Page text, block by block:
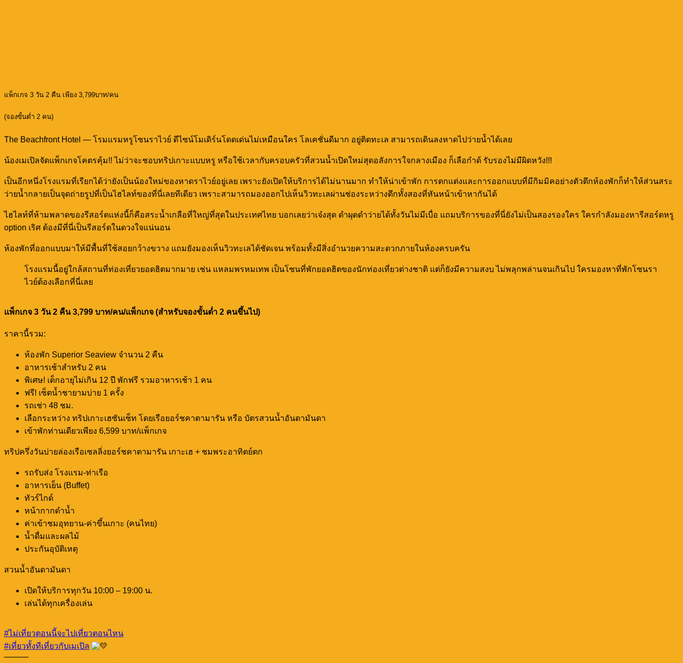
แพ็กเกจ 3 วัน 2 คืน เพียง 3,799บาท/คน
(จองขั้นต่ำ 2 คน)
The Beachfront Hotel — โรมแรมหรูโซนราไวย์ ดีไซน์โมเดิร์นโดดเด่นไม่เหมือนใคร โลเคชั่นดีมาก อยู่ติดทะเล สามารถเดินลงหาดไปว่ายน้ำได้เลย
น้องเมเปิลจัดแพ็กเกจโคตรคุ้ม!! ไม่ว่าจะชอบทริปเกาะแบบหรู หรือใช้เวลากับครอบครัวที่สวนน้ำเปิดใหม่สุดอลังการใจกลางเมือง ก็เลือกำด้ รับรองไม่มีผิดหวัง!!!
เป็นอีกหนึ่งโรงแรมที่เรียกได้ว่ายังเป็นน้องใหม่ของหาดราไวย์อยู่เลย เพราะยังเปิดให้บริการได้ไม่นานมาก ทำให้น่าเข้าพัก การตกแต่งและการออกแบบที่มีกิมมิคอย่างตัวตึกห้องพักก็ทำให้ส่วนสระ
ว่ายน้ำกลายเป็นจุดถ่ายรูปที่เป็นไฮไลท์ของที่นี่เลยทีเดียว เพราะสามารถมองออกไปเห็นวิวทะเลผ่านช่องระหว่างตึกทั้งสองที่หันหน้าเข้าหากันได้
ไฮไลท์ที่ห้ามพลาดของรีสอร์ตแห่งนี้ก็คือสระน้ำเกลือที่ใหญ่ที่สุดในประเทศไทย บอกเลยว่าเจ๋งสุด ดำผุดดำว่ายได้ทั้งวันไม่มีเบื่อ แถมบริการของที่นี่ยังไม่เป็นสองรองใคร ใครกำลังมองหารีสอร์ตหรู
option เริศ ต้องมีที่นี่เป็นรีสอร์ตในดวงใจแน่นอน
ห้องพักที่ออกแบบมาให้มีพื้นที่ใช้สอยกว้างขวาง แถมยังมองเห็นวิวทะเลได้ชัดเจน พร้อมทั้งมีสิ่งอำนวยความสะดวกภายในห้องครบครัน
โรงแรมนี้อยู่ใกล้สถานที่ท่องเที่ยวยอดฮิตมากมาย เช่น แหลมพรหมเทพ เป็นโซนที่พักยอดฮิตของนักท่องเที่ยวต่างชาติ แต่ก็ยังมีความสงบ ไม่พลุกพล่านจนเกินไป ใครมองหาที่พักโซนรา
ไวย์ต้องเลือกที่นี่เลย
แพ็กเกจ 3 วัน 2 คืน 3,799 บาท/คน/แพ็กเกจ (สำหรับจองขั้นต่ำ 2 คนขึ้นไป)
ราคานี้รวม:
ห้องพัก Superior Seaview จำนวน 2 คืน
อาหารเช้าสำหรับ 2 คน
พิเศษ! เด็กอายุไม่เกิน 12 ปี พักฟรี รวมอาหารเช้า 1 คน
ฟรี! เซ็ตน้ำชายามบ่าย 1 ครั้ง
รถเช่า 48 ชม.
เลือกระหว่าง ทริปเกาะเฮซันเซ็ท โดยเรือยอร์ชคาตามารัน หรือ บัตรสวนน้ำอันดามันดา
เข้าพักท่านเดียวเพียง 6,599 บาท/แพ็กเกจ
ทริปครึ่งวันบ่ายล่องเรือเซลลิ่งยอร์ชคาตามารัน เกาะเฮ + ชมพระอาทิตย์ตก
รถรับส่ง โรงแรม-ท่าเรือ
อาหารเย็น (Buffet)
ทัวร์ไกด์
หน้ากากดำน้ำ
ค่าเข้าชมอุทยาน-ค่าขึ้นเกาะ (คนไทย)
น้ำดื่มและผลไม้
ประกันอุบัติเหตุ
สวนน้ำอันดามันดา
เปิดให้บริการทุกวัน 10:00 – 19:00 น.
เล่นได้ทุกเครื่องเล่น
#ไม่เที่ยวตอนนี้จะไปเที่ยวตอนไหน
#เที่ยวทั้งทีเที่ยวกับเมเปิล
———